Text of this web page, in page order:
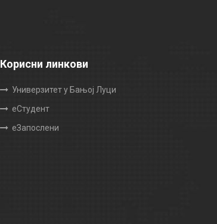
Корисни линкови
Универзитет у Бањој Луци
еСтудент
еЗапослени